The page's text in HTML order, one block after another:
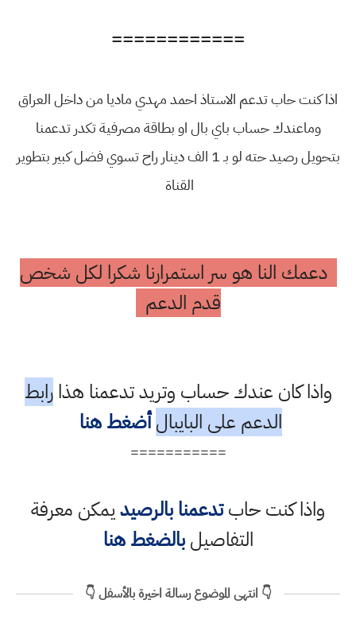
============
اذا كنت حاب تدعم الاستاذ احمد مهدي ماديا من داخل العراق
وماعندك حساب باي بال او بطاقة مصرفية تكدر تدعمنا
بتحويل رصيد حته لو بـ 1 الف دينار راح تسوي فضل كبير بتطوير
القناة
دعمك النا هو سر استمرارنا شكرا لكل شخص
قدم الدعم
واذا كان عندك حساب وتريد تدعمنا هذارابط
الدعم على البايبال أضغط هنا
===========
واذا كنت حابتدعمنا بالرصيديمكن معرفة
التفاصيلبالضغط هنا
👇 انتهى الموضوع رسالة اخيرة بالأسفل 👇